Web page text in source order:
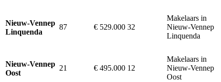
Nieuw-Vennep
Linquenda
87 € 529.000 32
Makelaars in
Nieuw-Vennep
Linquenda
Nieuw-Vennep
Oost
21 € 495.000 12
Makelaars in
Nieuw-Vennep
Oost